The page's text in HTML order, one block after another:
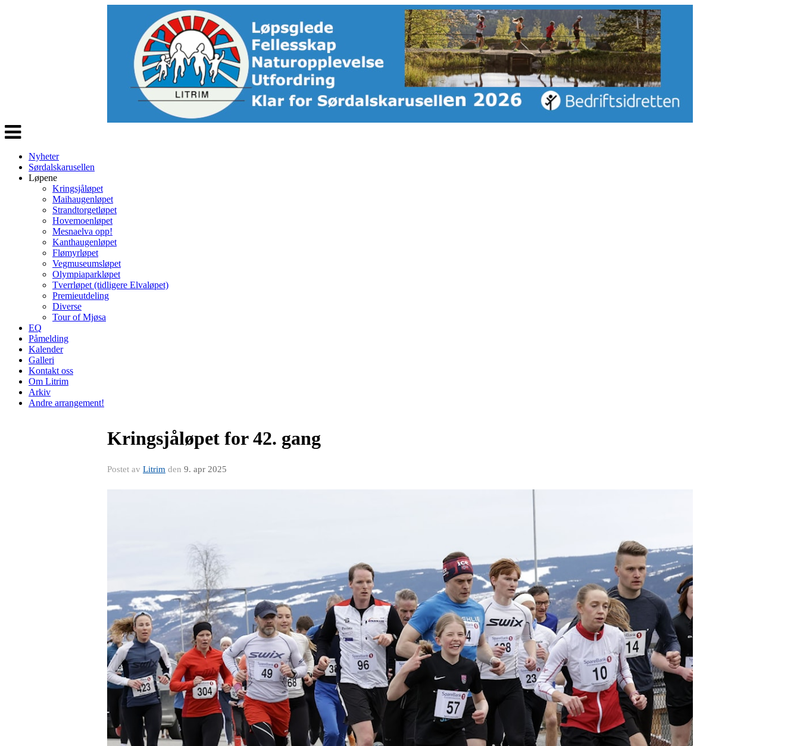
Veksle
navigasjon
Nyheter
Sørdalskarusellen
Løpene
Kringsjåløpet
Maihaugenløpet
Strandtorgetløpet
Hovemoenløpet
Mesnaelva opp!
Kanthaugenløpet
Flømyrløpet
Vegmuseumsløpet
Olympiaparkløpet
Tverrløpet (tidligere Elvaløpet)
Premieutdeling
Diverse
Tour of Mjøsa
EQ
Påmelding
Kalender
Galleri
Kontakt oss
Om Litrim
Arkiv
Andre arrangement!
Kringsjåløpet for 42. gang
Postet av Litrim den 9. apr 2025